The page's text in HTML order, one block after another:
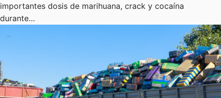
importantes dosis de marihuana, crack y cocaína
durante…